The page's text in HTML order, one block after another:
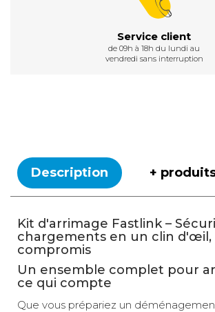
Service client
de 09h à 18h du lundi au
vendredi sans interruption
Description +
Kit d'arrimage Fastlink –
chargements en un clin d'œil,
compromis
Un ensemble complet pour
ce qui compte
Que vous prépariez un